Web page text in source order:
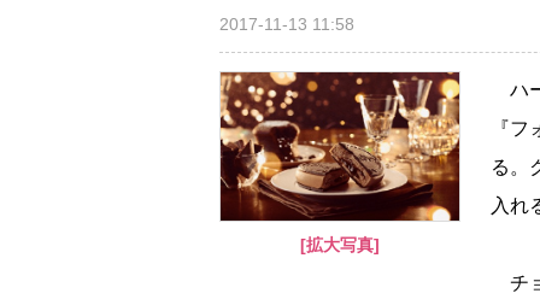
2017-11-13 11:58
[拡大写真]
ハ
『
る。
入れ
チ